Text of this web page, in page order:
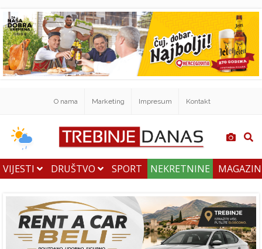
O nama Marketing Impresum Kontakt
VIJESTI DRUŠTVO SPORT NEKRETNINE